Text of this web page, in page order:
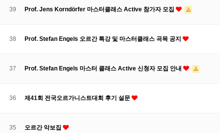
39 Prof. Jens Korndörfer 마스터클래스 Active 참가자 모집
38 Prof. Stefan Engels 오르간 특강 및 마스터클래스 곡목 공지
37 Prof. Stefan Engels 마스터 클래스 Active 신청자 모집 안내
36 제41회 전국오르가니스트대회 후기 설문
35 오르간 악보집